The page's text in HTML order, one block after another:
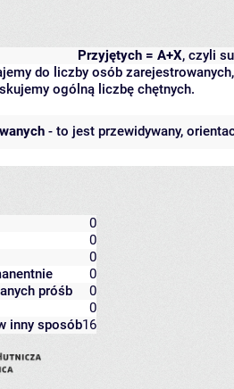
Przyjętych = A+X, czyli
do liczby osób
ogólną liczbę chętnych.
- to jest przewidywany,
0
0
0
0
próśb
0
0
inny sposób16